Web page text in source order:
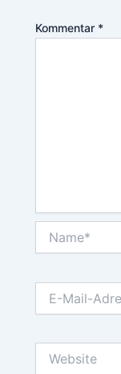
Kommentar *
Mail-